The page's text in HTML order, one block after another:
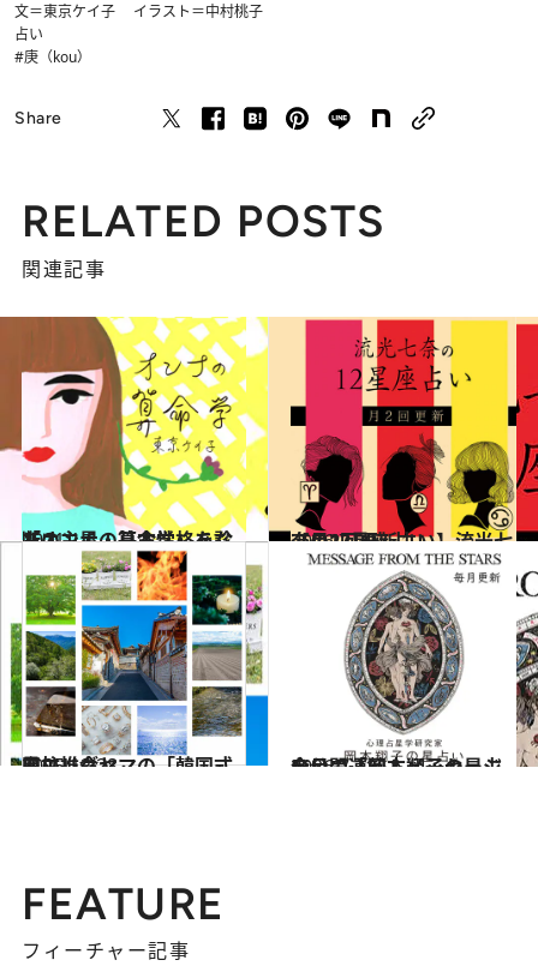
文＝東京ケイ子 イラスト＝中村桃子
占い
#庚（kou）
Share
RELATED POSTS
関連記事
2021.1.6
「オンナの算命学」あなたの主星・基本性格を診断！
占い 2026.7.29
【月2回更新占い】流光七奈の12星座占い
占い
2025.12.28
星エレグヤマの「韓国式四柱推命」
占い 2026.7.31
今月の運勢＆メッセージを公開「岡本翔子の星占い」
占い
FEATURE
フィーチャー記事